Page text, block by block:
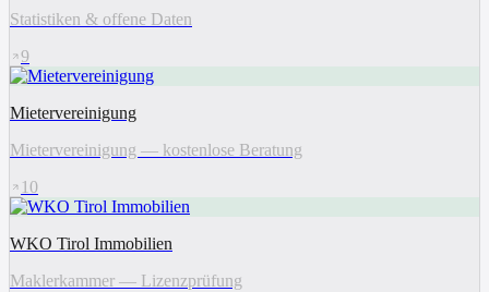
Statistiken & offene Daten
9
Mietervereinigung
Mietervereinigung — kostenlose Beratung
10
WKO Tirol Immobilien
Maklerkammer — Lizenzprüfung